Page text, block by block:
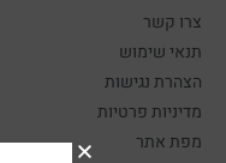
צרו קשר
תנאי שימוש
הצהרת נגישות
מדיניות פרטיות
מפת אתר